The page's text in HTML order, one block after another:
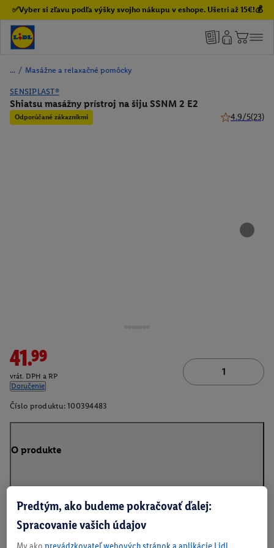
✅Vyber si zľavu podľa výšky svojho nákupu v eshope. Ušetri až 15€!💰
/ Masážne a relaxačné pomôcky
SENSIPLAST®
Shiatsu masážny prístroj na šiju SSNM 2 E2
Odporúčané zákazníkmi 4.9/5(23)
41.99
vrát. DPH a RP
Doručenie
Číslo produktu: 100394483
O produkte
Predtým, ako budeme pokračovať ďalej:
Spracovanie vašich údajov
My ako prevádzkovateľ webových stránok a aplikácie Lidl